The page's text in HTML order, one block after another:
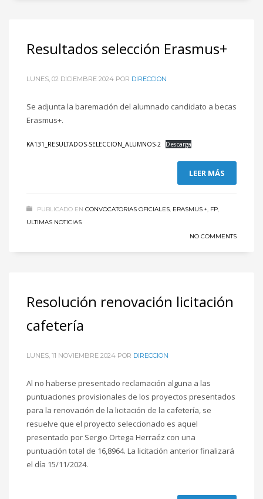
Resultados selección Erasmus+
LUNES, 02 DICIEMBRE 2024 POR DIRECCION
Se adjunta la baremación del alumnado candidato a becas
Erasmus+.
KA131_RESULTADOS-SELECCION_ALUMNOS-2 Descarga
LEER MÁS
PUBLICADO EN CONVOCATORIAS OFICIALES ERASMUS + FP
ULTIMAS NOTICIAS
NO COMMENTS
Resolución renovación licitación
cafetería
LUNES, 11 NOVIEMBRE 2024 POR DIRECCION
Al no haberse presentado reclamación alguna a las
puntuaciones provisionales de los proyectos presentados
para la renovación de la licitación de la cafetería, se
resuelve que el proyecto seleccionado es aquel
presentado por Sergio Ortega Herraéz con una
puntuación total de 16,8964. La licitación anterior finalizará
el día 15/11/2024.